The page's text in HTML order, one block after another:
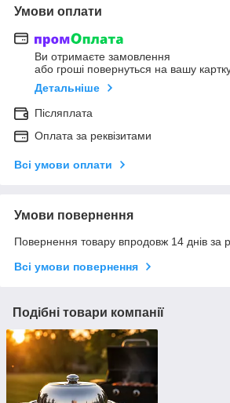
Умови оплати
Ви отримаєте замовлення
або гроші повернуться на вашу
Детальніше
Післяплата
Оплата за реквізитами
Всі умови оплати
Умови повернення
Повернення товару впродовж 14 днів за
Всі умови повернення
Подібні товари компанії